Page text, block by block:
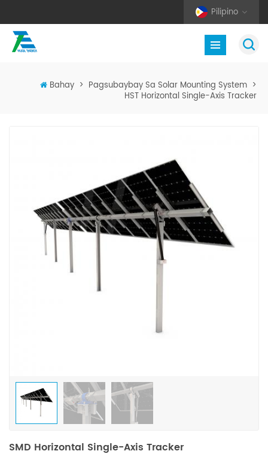
Pilipino
Bahay > Pagsubaybay Sa Solar Mounting System >
HST Horizontal Single-Axis Tracker
SMD Horizontal Single-Axis Tracker